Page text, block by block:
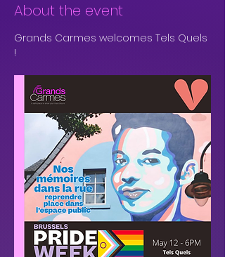
About the event
Grands Carmes welcomes Tels Quels
!